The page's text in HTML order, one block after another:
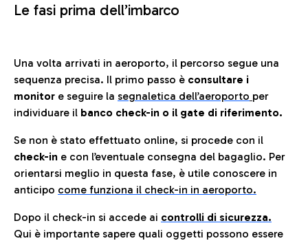
Le fasi prima dell’imbarco
Una volta arrivati in aeroporto, il percorso segue una
sequenza precisa. Il primo passo è consultare i
monitor e seguire la segnaletica dell’aeroporto per
individuare il banco check-in o il gate di riferimento.
Se non è stato effettuato online, si procede con il
check-in e con l’eventuale consegna del bagaglio. Per
orientarsi meglio in questa fase, è utile conoscere in
anticipo come funziona il check-in in aeroporto.
Dopo il check-in si accede ai controlli di sicurezza.
Qui è importante sapere quali oggetti possono essere